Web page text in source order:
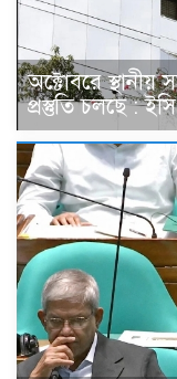
অক্টোবরে স্থানীয়
প্রস্তুতি চলছে : ইসি